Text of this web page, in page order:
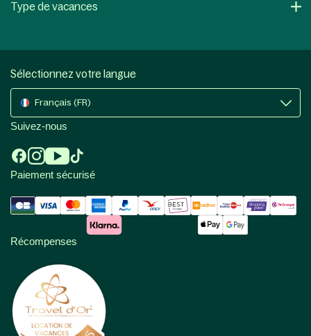
Type de vacances
Sélectionnez votre langue
Français (FR)
Suivez-nous
Paiement sécurisé
Récompenses